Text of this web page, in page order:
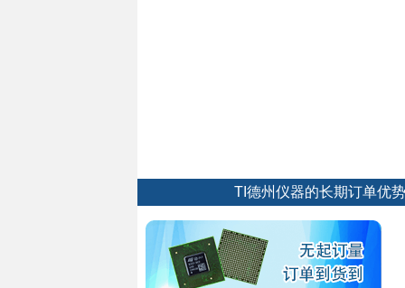
TI德州仪器的长期订单优